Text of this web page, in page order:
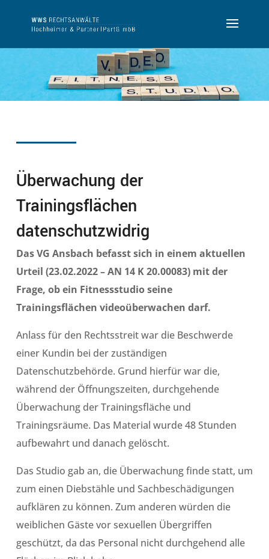
Überwachung der
Trainingsflächen
datenschutzwidrig
Das VG Ansbach befasst sich in einem aktuellen
Urteil (23.02.2022 – AN 14 K 20.00083) mit der
Frage, ob ein Fitnessstudio seine
Trainingsflächen videoüberwachen darf.
Anlass für den Rechtsstreit war die Beschwerde
einer Kundin bei der zuständigen
Datenschutzbehörde. Grund hierfür war die,
während der Öffnungszeiten, durchgehende
Überwachung der Trainingsfläche und
Trainingsräume. Das Material wurde 48 Stunden
aufbewahrt und danach gelöscht.
Das Studio gab an, die Überwachung finde statt, um
zum einen Diebstähle und Sachbeschädigungen
aufklären zu können. Zum anderen würden die
weiblichen Gäste vor sexuellen Übergriffen
geschützt, da das Personal nicht durchgehend alle